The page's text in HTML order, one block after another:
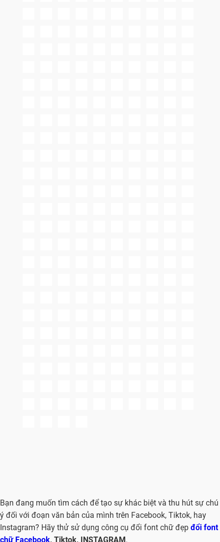
Bạn đang muốn tìm cách để tạo sự khác biệt và thu hút sự chú
ý đối với đoạn văn bản của mình trên Facebook, Tiktok, hay
Instagram? Hãy thử sử dụng công cụ đổi font chữ đẹp đổi font